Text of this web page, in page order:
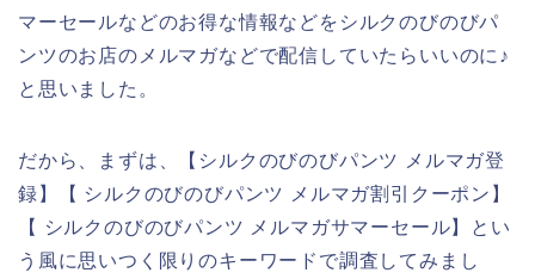
マーセールなどのお得な情報などをシルクのびのびパ
ンツのお店のメルマガなどで配信していたらいいのに♪
と思いました。
だから、まずは、【シルクのびのびパンツ メルマガ登
録】【 シルクのびのびパンツ メルマガ割引クーポン】
【 シルクのびのびパンツ メルマガサマーセール】とい
う風に思いつく限りのキーワードで調査してみまし